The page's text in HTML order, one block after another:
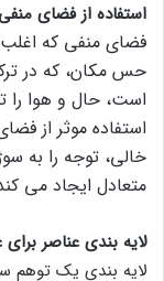
استفاده از فضای منفی
فضای منفی که اغلب
حس مکان، که در
است، حال و هوا را
استفاده موثر از
خالی، توجه را به
متعادل ایجاد می
لایه بندی عناصر
لایه بندی یک توهم